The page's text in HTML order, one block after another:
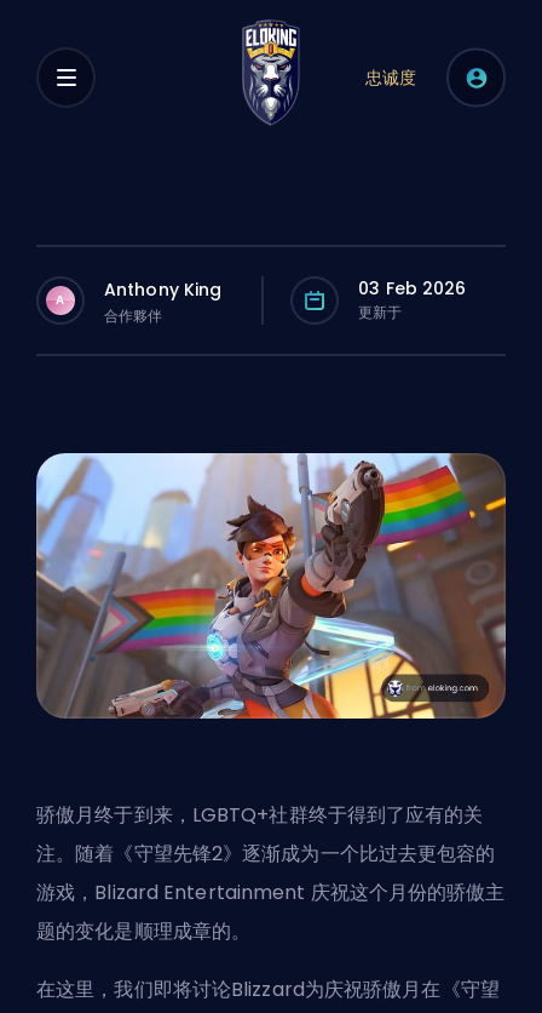
忠诚度
A Anthony King
合作夥伴
03 Feb 2026
更新于
骄傲月终于到来，LGBTQ+社群终于得到了应有的关
注。随着《守望先锋2》逐渐成为一个比过去更包容的
游戏，Blizard Entertainment 庆祝这个月份的骄傲主
题的变化是顺理成章的。
在这里，我们即将讨论Blizzard为庆祝骄傲月在《守望